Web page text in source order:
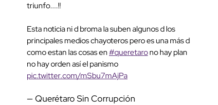
triunfo....!!
Esta noticia ni d broma la suben algunos d los
principales medios chayoteros pero es una más d
como estan las cosas en#queretarono hay plan
no hay orden así el panismo
pic.twitter.com/mSbu7mAjPa
— Querétaro Sin Corrupción